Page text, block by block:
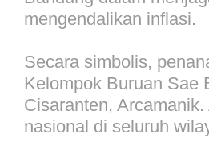
mengendalikan inflasi.
Secara simbolis,
Kelompok Buruan Sae
Cisaranten,
nasional di seluruh